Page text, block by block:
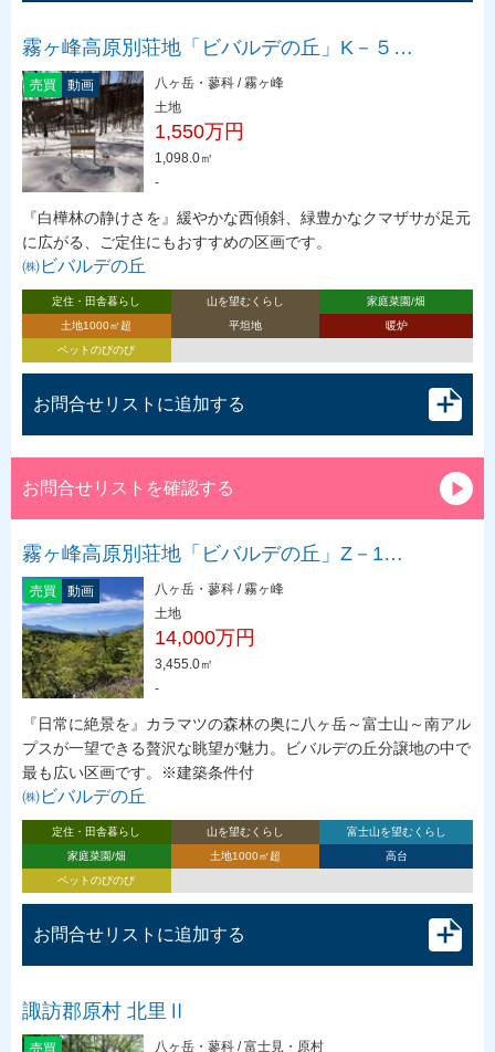
霧ヶ峰高原別荘地「ビバルデの丘」K－５…
売買 動画
八ヶ岳・蓼科 / 霧ヶ峰
土地
1,550万円
1,098.0㎡
-
『白樺林の静けさを』緩やかな西傾斜、緑豊かなクマザサが足元
に広がる、ご定住にもおすすめの区画です。
㈱ビバルデの丘
定住・田舎暮らし 山を望むくらし
家庭菜園/畑
土地1000㎡超
平坦地
暖炉
ペットのびのび
お問合せリストに追加する
お問合せリストを確認する
霧ヶ峰高原別荘地「ビバルデの丘」Z－1…
売買 動画
八ヶ岳・蓼科 / 霧ヶ峰
土地
14,000万円
3,455.0㎡
-
『日常に絶景を』カラマツの森林の奥に八ヶ岳～富士山～南アル
プスが一望できる贅沢な眺望が魅力。ビバルデの丘分譲地の中で
最も広い区画です。※建築条件付
㈱ビバルデの丘
定住・田舎暮らし 山を望むくらし
富士山を望むくらし
家庭菜園/畑
土地1000㎡超
高台
ペットのびのび
お問合せリストに追加する
諏訪郡原村 北里Ⅱ
売買 八ヶ岳・蓼科 / 富士見・原村